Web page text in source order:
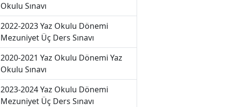
Okulu Sınavı
2022-2023 Yaz Okulu Dönemi
Mezuniyet Üç Ders Sınavı
2020-2021 Yaz Okulu Dönemi Yaz
Okulu Sınavı
2023-2024 Yaz Okulu Dönemi
Mezuniyet Üç Ders Sınavı